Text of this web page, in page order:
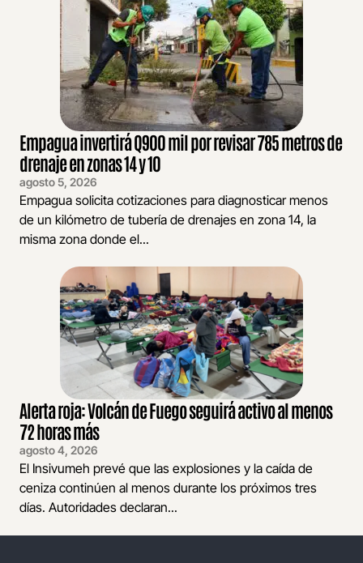
Empagua invertirá Q900 mil por revisar 785 metros de
drenaje en zonas 14 y 10
agosto 5, 2026
Empagua solicita cotizaciones para diagnosticar menos
de un kilómetro de tubería de drenajes en zona 14, la
misma zona donde el...
Alerta roja: Volcán de Fuego seguirá activo al menos
72 horas más
agosto 4, 2026
El Insivumeh prevé que las explosiones y la caída de
ceniza continúen al menos durante los próximos tres
días. Autoridades declaran...